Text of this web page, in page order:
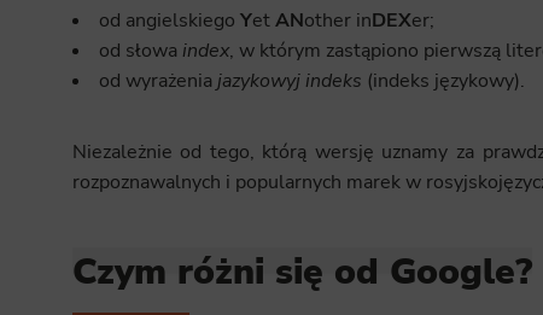
od angielskiego YetANother inDEXer;
od słowa index, w którym zastąpiono pierwszą
od wyrażenia jazykowyj indeks (indeks językowy).
Niezależnie od tego, którą wersję uznamy za
rozpoznawalnych i popularnych marek w
Czym różni się od Google?